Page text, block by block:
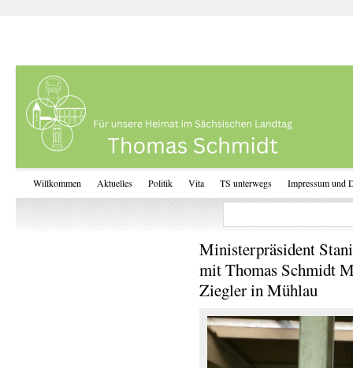
Willkommen Aktuelles Politik Vita TS unterwegs Impressum und
Ministerpräsident
mit Thomas Schmidt
Ziegler in Mühlau